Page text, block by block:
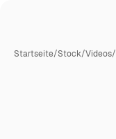
Startseite/Stock/Videos/